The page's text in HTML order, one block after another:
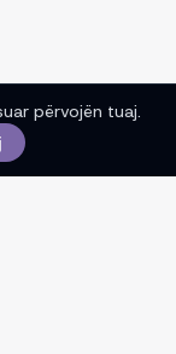
përvojën tuaj.